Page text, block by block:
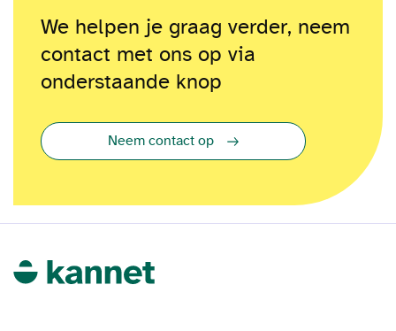
We helpen je graag verder, neem
contact met ons op via
onderstaande knop
Neem contact op